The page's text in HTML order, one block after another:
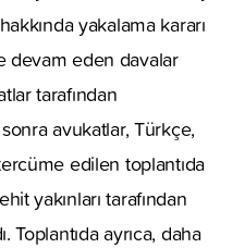
yakalama kararı
devam eden davalar
tarafından
avukatlar, Türkçe,
edilen toplantıda
yakınları tarafından
Toplantıda ayrıca, daha